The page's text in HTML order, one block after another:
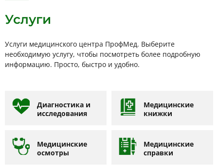
Услуги
Услуги медицинского центра ПрофМед. Выберите
необходимую услугу, чтобы посмотреть более подробную
информацию. Просто, быстро и удобно.
Диагностика и
исследования
Медицинские
книжки
Медицинские
осмотры
Медицинские
справки